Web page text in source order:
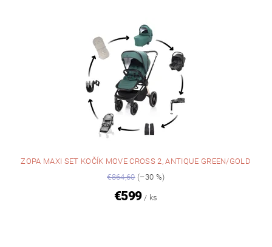
ZOPA MAXI SET KOČÍK MOVE CROSS 2, ANTIQUE GREEN/GOLD
€864,60(–30 %)
€599 / ks